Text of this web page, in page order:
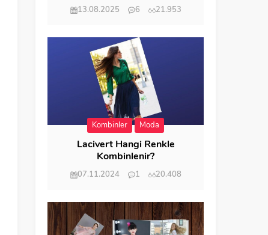
13.08.2025 6 21.953
Kombinler Moda
Lacivert Hangi Renkle
Kombinlenir?
07.11.2024 1 20.408